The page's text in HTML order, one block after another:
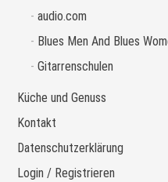
audio.com
Blues Men And Blues
Gitarrenschulen
Küche und Genuss
Kontakt
Datenschutzerklärung
Login / Registrieren